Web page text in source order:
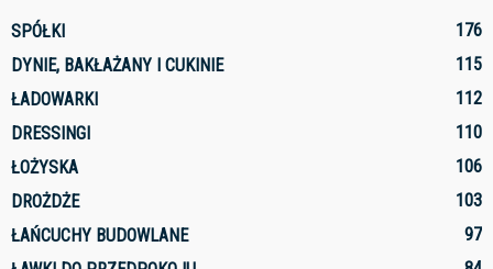
SPÓŁKI
176
DYNIE, BAKŁAŻANY I CUKINIE
115
ŁADOWARKI
112
DRESSINGI
110
ŁOŻYSKA
106
DROŻDŻE
103
ŁAŃCUCHY BUDOWLANE
97